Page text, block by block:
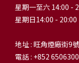
星期一至六 14:00 -
星期日14:00 - 20:00
地址 : 旺角煙廠街9
電話 : +852